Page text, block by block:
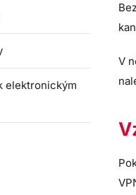
elektronickým
V